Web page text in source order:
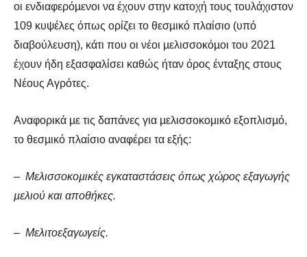
οι ενδιαφερόµενοι να έχουν στην κατοχή τους τουλάχιστον
109 κυψέλες όπως ορίζει το θεσµικό πλαίσιο (υπό
διαβούλευση), κάτι που οι νέοι µελισσοκόµοι του 2021
έχουν ήδη εξασφαλίσει καθώς ήταν όρος ένταξης στους
Νέους Αγρότες.
Αναφορικά µε τις δαπάνες για µελισσοκοµικό εξοπλισµό,
το θεσµικό πλαίσιο αναφέρει τα εξής:
– Μελισσοκοµικές εγκαταστάσεις όπως χώρος εξαγωγής
µελιού και αποθήκες.
– Μελιτοεξαγωγείς.